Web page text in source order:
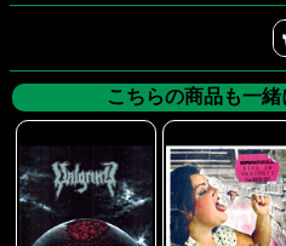
こちらの商品も一